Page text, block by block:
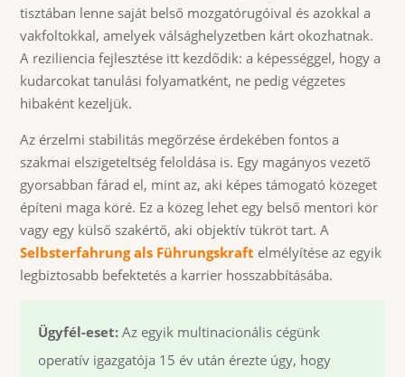
tisztában lenne saját belső mozgatórugóival és azokkal a
vakfoltokkal, amelyek válsághelyzetben kárt okozhatnak.
A reziliencia fejlesztése itt kezdődik: a képességgel, hogy a
kudarcokat tanulási folyamatként, ne pedig végzetes
hibaként kezeljük.
Az érzelmi stabilitás megőrzése érdekében fontos a
szakmai elszigeteltség feloldása is. Egy magányos vezető
gyorsabban fárad el, mint az, aki képes támogató közeget
építeni maga köré. Ez a közeg lehet egy belső mentori kör
vagy egy külső szakértő, aki objektív tükröt tart. A
Selbsterfahrung als Führungskraft elmélyítése az egyik
legbiztosabb befektetés a karrier hosszabbításába.
Ügyfél-eset: Az egyik multinacionális cégünk
operatív igazgatója 15 év után érezte úgy, hogy